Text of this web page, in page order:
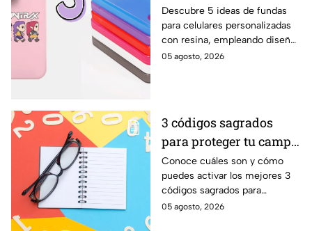
personalizadas con
resina de las KPop
Demon Hunters
Descubre 5 ideas de fundas
para celulares personalizadas
con resina, empleando diseños
de las KPop Demon Hunters
05 agosto, 2026
3 códigos sagrados
para proteger tu campo
energético de personas
envidiosas
Conoce cuáles son y cómo
puedes activar los mejores 3
códigos sagrados para
proteger tu campo energético
05 agosto, 2026